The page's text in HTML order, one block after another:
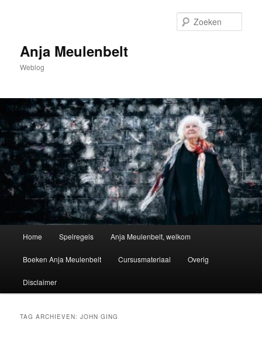
inhoud
inhoudAnja Meulenbelt
Weblog
Home Spelregels Anja Meulenbelt, welkom
Boeken Anja Meulenbelt Cursusmateriaal Overig
Disclaimer
TAG ARCHIEVEN:JOHN GING